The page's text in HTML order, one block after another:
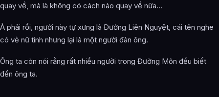
quay về, mà là không có cách nào quay về nữa…
À phải rồi, người này tự xưng là Đường Liên Nguyệt, cái tên nghe
có vẻ nữ tính nhưng lại là một người đàn ông.
Ông ta còn nói rằng rất nhiều người trong Đường Môn đều biết
đến ông ta.